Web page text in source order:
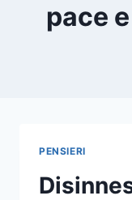
pace
PENSIERI